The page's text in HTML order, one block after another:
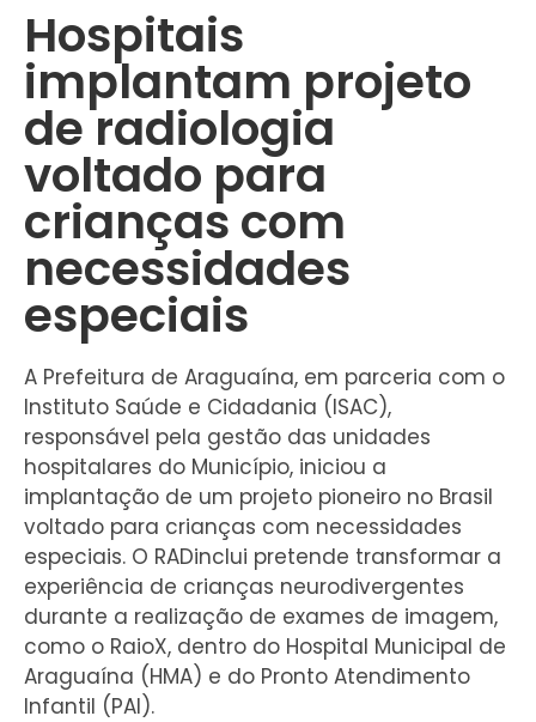
Hospitais
implantam projeto
de radiologia
voltado para
crianças com
necessidades
especiais
A Prefeitura de Araguaína, em parceria com o
Instituto Saúde e Cidadania (ISAC),
responsável pela gestão das unidades
hospitalares do Município, iniciou a
implantação de um projeto pioneiro no Brasil
voltado para crianças com necessidades
especiais. O RADinclui pretende transformar a
experiência de crianças neurodivergentes
durante a realização de exames de imagem,
como o RaioX, dentro do Hospital Municipal de
Araguaína (HMA) e do Pronto Atendimento
Infantil (PAI).